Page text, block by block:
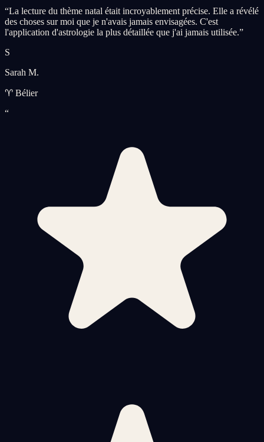
“La lecture du thème natal était incroyablement précise. Elle a révélé
des choses sur moi que je n'avais jamais envisagées. C'est
l'application d'astrologie la plus détaillée que j'ai jamais utilisée.”
S
Sarah M.
♈ Bélier
“